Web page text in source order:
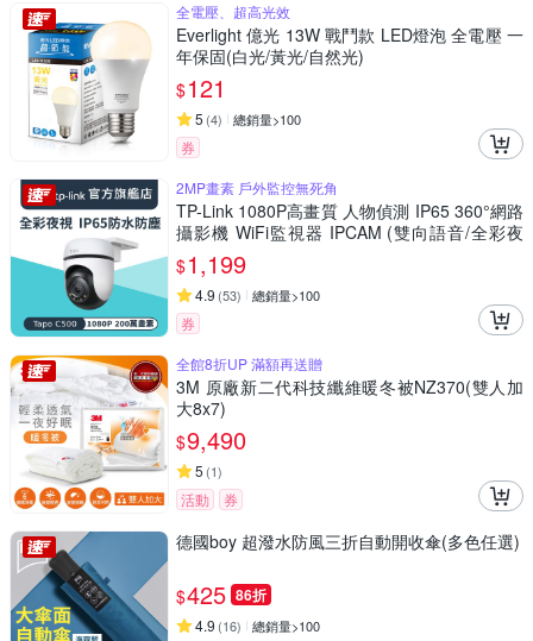
全電壓、超高光效
Everlight 億光 13W 戰鬥款 LED燈泡 全電壓 一
年保固(白光/黃光/自然光)
$121
5 (4) 總銷量>100
券
2MP畫素 戶外監控無死角
TP-Link 1080P高畫質 人物偵測 IP65 360°網路
攝影機 WiFi監視器 IPCAM (雙向語音/全彩夜
視/Tapo C500)
$1,199
4.9 (53) 總銷量>100
券
全館8折UP 滿額再送贈
3M 原廠新二代科技纖維暖冬被NZ370(雙人加
大8x7)
$9,490
5 (1)
活動 券
德國boy 超潑水防風三折自動開收傘(多色任選)
$425 86折
4.9 (16) 總銷量>100